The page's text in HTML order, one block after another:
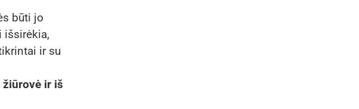
būti jo
išsirėkia,
ir su
žiūrovė ir iš